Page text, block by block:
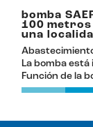
bomba
100
una
La bomba está
Función de la